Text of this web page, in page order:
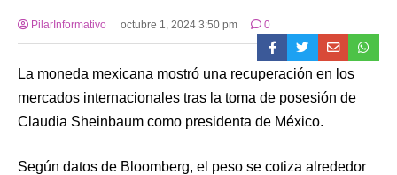
PilarInformativo octubre 1, 2024 3:50 pm 0
La moneda mexicana mostró una recuperación en los
mercados internacionales tras la toma de posesión de
Claudia Sheinbaum como presidenta de México.
Según datos de Bloomberg, el peso se cotiza alrededor